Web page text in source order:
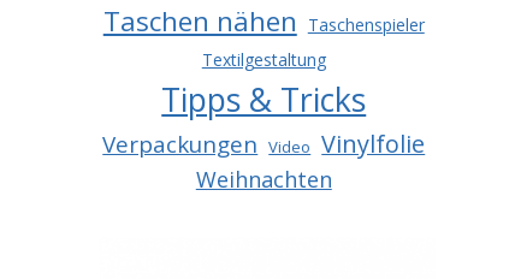
Taschen nähen
Taschenspieler
Textilgestaltung
Tipps & Tricks
Verpackungen Video Vinylfolie
Weihnachten